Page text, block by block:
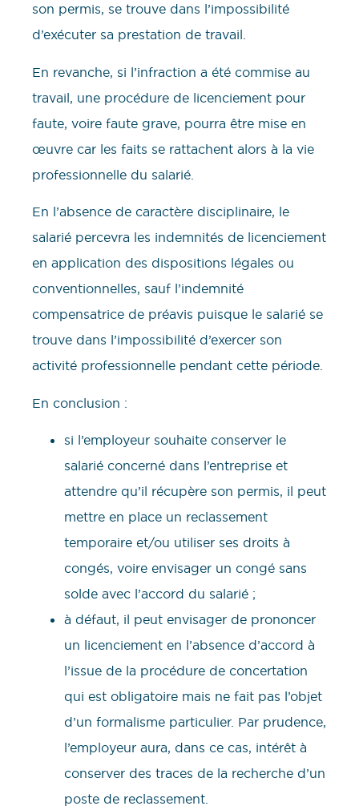
son permis, se trouve dans l’impossibilité
d’exécuter sa prestation de travail.
En revanche, si l’infraction a été commise au
travail, une procédure de licenciement pour
faute, voire faute grave, pourra être mise en
œuvre car les faits se rattachent alors à la vie
professionnelle du salarié.
En l’absence de caractère disciplinaire, le
salarié percevra les indemnités de licenciement
en application des dispositions légales ou
conventionnelles, sauf l’indemnité
compensatrice de préavis puisque le salarié se
trouve dans l’impossibilité d’exercer son
activité professionnelle pendant cette période.
En conclusion :
si l’employeur souhaite conserver le
salarié concerné dans l’entreprise et
attendre qu’il récupère son permis, il peut
mettre en place un reclassement
temporaire et/ou utiliser ses droits à
congés, voire envisager un congé sans
solde avec l’accord du salarié ;
à défaut, il peut envisager de prononcer
un licenciement en l’absence d’accord à
l’issue de la procédure de concertation
qui est obligatoire mais ne fait pas l’objet
d’un formalisme particulier. Par prudence,
l’employeur aura, dans ce cas, intérêt à
conserver des traces de la recherche d’un
poste de reclassement.